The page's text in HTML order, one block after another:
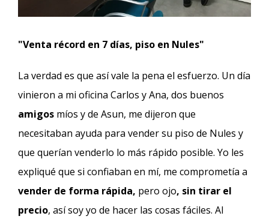
"Venta récord en 7 días, piso en Nules"
La verdad es que así vale la pena el esfuerzo. Un día
vinieron a mi oficina Carlos y Ana, dos buenos
amigos míos y de Asun, me dijeron que
necesitaban ayuda para vender su piso de Nules y
que querían venderlo lo más rápido posible. Yo les
expliqué que si confiaban en mí, me comprometía a
vender de forma rápida, pero ojo, sin tirar el
precio, así soy yo de hacer las cosas fáciles. Al